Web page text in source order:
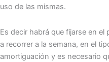
uso de las mismas.
Es decir habrá que fijarse en
a recorrer a la semana, en el
amortiguación y es necesario